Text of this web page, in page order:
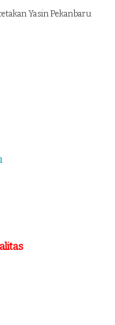
Yasin Pekanbaru